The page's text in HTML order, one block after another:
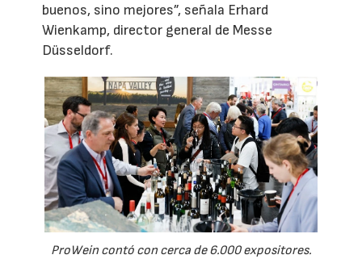
buenos, sino mejores”, señala Erhard
Wienkamp, director general de Messe
Düsseldorf.
ProWein contó con cerca de 6.000 expositores.